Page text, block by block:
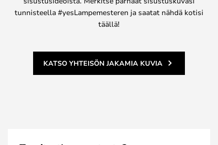
tunnisteella #yesLampemesteren ja saatat nähdä kotisi
täällä!
KATSO YHTEISÖN JAKAMIA KUVIA